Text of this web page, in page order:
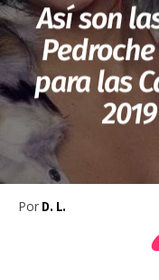
Así son
para las
Por D. L.